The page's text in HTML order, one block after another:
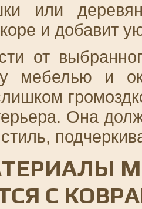
или
и добавит
от
мебелью и
Она
С